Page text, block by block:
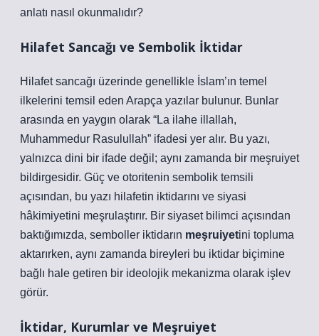
anlatı nasıl okunmalıdır?
Hilafet Sancağı ve Sembolik İktidar
Hilafet sancağı üzerinde genellikle İslam’ın temel
ilkelerini temsil eden Arapça yazılar bulunur. Bunlar
arasında en yaygın olarak “La ilahe illallah,
Muhammedur Rasulullah” ifadesi yer alır. Bu yazı,
yalnızca dini bir ifade değil; aynı zamanda bir meşruiyet
bildirgesidir. Güç ve otoritenin sembolik temsili
açısından, bu yazı hilafetin iktidarını ve siyasi
hâkimiyetini meşrulaştırır. Bir siyaset bilimci açısından
baktığımızda, semboller iktidarın meşruiyetini topluma
aktarırken, aynı zamanda bireyleri bu iktidar biçimine
bağlı hale getiren bir ideolojik mekanizma olarak işlev
görür.
İktidar, Kurumlar ve Meşruiyet